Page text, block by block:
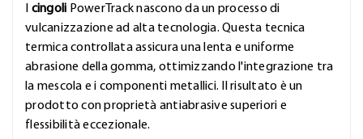
cingoli PowerTrack nascono da un processo di
vulcanizzazione ad alta tecnologia. Questa tecnica
termica controllata assicura una lenta e uniforme
abrasione della gomma, ottimizzando l'integrazione tra
la mescola e i componenti metallici. Il risultato è un
prodotto con proprietà antiabrasive superiori e
flessibilità eccezionale.